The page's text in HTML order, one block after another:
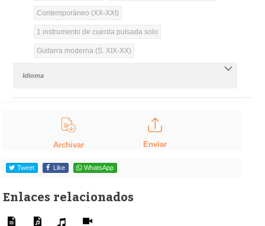
Contemporáneo (XX-XXI)
1 instrumento de cuerda pulsada solo
Guitarra moderna (S. XIX-XX)
Idioma
Archivar Enviar
Tweet Like WhatsApp
Enlaces relacionados